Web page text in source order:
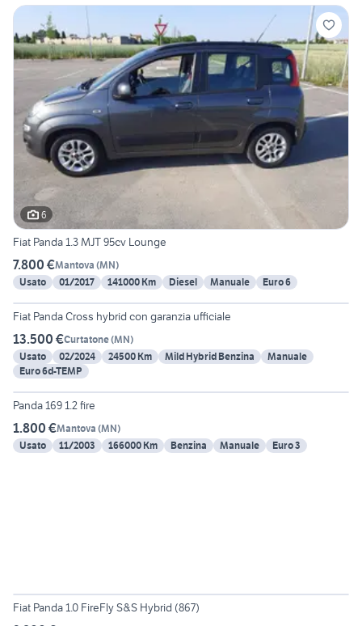
6
Fiat Panda 1.3 MJT 95cv Lounge
7.800 €Mantova (MN)
Usato
01/2017 141000 Km Diesel Manuale Euro 6
6
Fiat Panda Cross hybrid con garanzia ufficiale
13.500 €Curtatone(MN)
Usato
02/2024 24500 Km Mild Hybrid Benzina
Manuale
Euro 6d-TEMP
6
Panda 169 1.2 fire
1.800 €Mantova (MN)
Usato
11/2003 166000 Km Benzina Manuale Euro 3
Fiat Panda 1.0 FireFly S&S Hybrid (867)